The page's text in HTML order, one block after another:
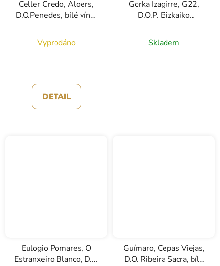
Celler Credo, Aloers,
D.O.Penedes, bílé víno,
Vyprodáno
DETAIL
Gorka Izagirre, G22,
D.O.P. Bizkaiko
0,75l
Skladem
Eulogio Pomares, O
Estranxeiro Blanco, D.O.
Guímaro, Cepas Viejas,
D.O. Ribeira Sacra, bílé